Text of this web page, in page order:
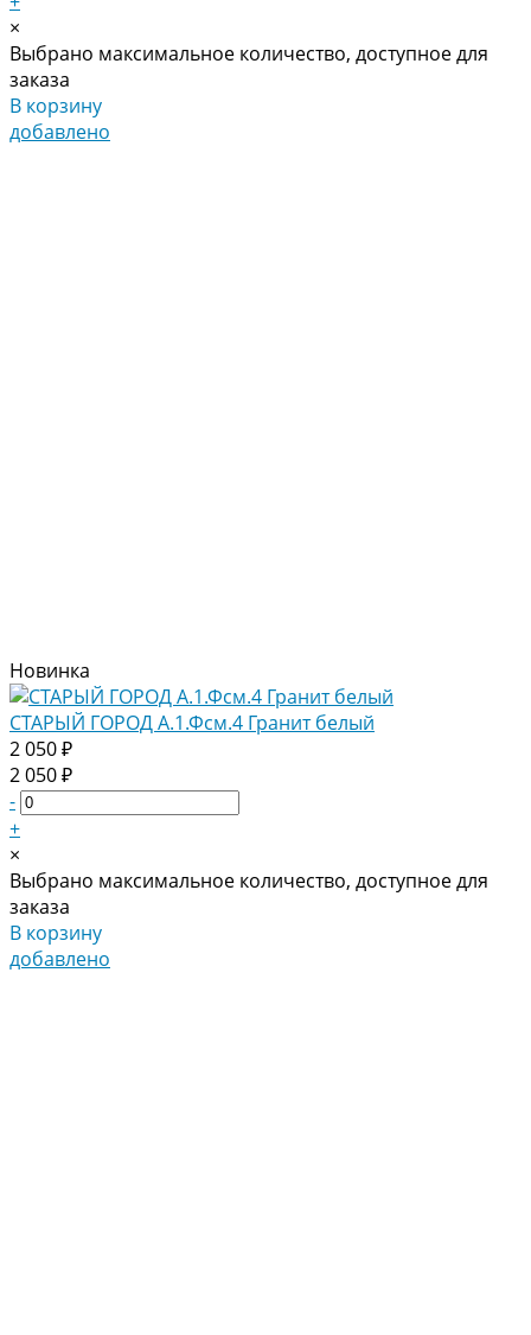
×
Выбрано максимальное количество, доступное для
заказа
В корзину
добавлено
Новинка
СТАРЫЙ ГОРОД А.1.Фсм.4 Гранит белый
2 050 ₽
2 050 ₽
-
+
×
Выбрано максимальное количество, доступное для
заказа
В корзину
добавлено